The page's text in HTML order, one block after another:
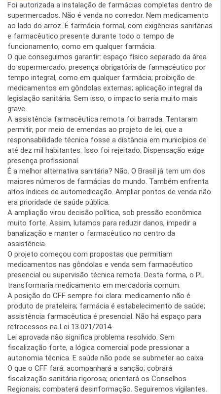
Foi autorizada a instalação de farmácias completas dentro de
supermercados. Não é venda no corredor. Nem medicamento
ao lado do arroz. É farmácia formal, com exigências sanitárias
e farmacêutico presente durante todo o tempo de
funcionamento, como em qualquer farmácia.
O que conseguimos garantir: espaço físico separado da área
do supermercado; presença obrigatória de farmacêutico por
tempo integral, como em qualquer farmácia; proibição de
medicamentos em gôndolas externas; aplicação integral da
legislação sanitária. Sem isso, o impacto seria muito mais
grave.
A assistência farmacêutica remota foi barrada. Tentaram
permitir, por meio de emendas ao projeto de lei, que a
responsabilidade técnica fosse a distância em municípios de
até dez mil habitantes. Isso foi rejeitado. Dispensação exige
presença profissional.
É a melhor alternativa sanitária? Não. O Brasil já tem um dos
maiores números de farmácias do mundo. Também enfrenta
altos índices de automedicação. Ampliar pontos de venda não
era prioridade de saúde pública.
A ampliação virou decisão política, sob pressão econômica
muito forte. Assim, lutamos para reduzir danos, impedir a
banalização e manter o farmacêutico no centro da
assistência.
O projeto começou com propostas que permitiam
medicamentos nas gôndolas e venda sem farmacêutico
presencial ou supervisão técnica remota. Desta forma, o PL
transformaria medicamento em mercadoria comum.
A posição do CFF sempre foi clara: medicamento não é
produto de prateleira; farmácia é estabelecimento de saúde;
assistência farmacêutica é presencial. Não há espaço para
retrocessos na Lei 13.021/2014.
Lei aprovada não significa problema resolvido. Sem
fiscalização forte, a lógica comercial pode pressionar a
autonomia técnica. E saúde não pode se submeter ao caixa.
O que o CFF fará: acompanhará a sanção; cobrará
fiscalização sanitária rigorosa; orientará os Conselhos
Regionais; combaterá desinformação. Seguiremos vigilantes.